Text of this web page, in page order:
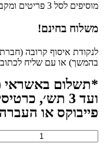
מוסיפים לסל 3 פריטים ומקבלים 50% הנחה על הזול מביניהם!
משלוח בחינם!
לנקודת איסוף קרובה
בהמשך) או עם שליח
*תשלום באשראי
ועד 3 תש׳,
פייבוקס או
של